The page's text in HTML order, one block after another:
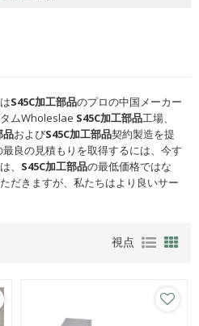
はS45C加工部品のプロの中国メーカー
ムWholeslae S45C加工部品工場、
品およびS45C加工部品契約製造を提
最良の見積もりを取得するには、今す
、 S45C加工部品の最低価格ではな
だきますが、私たちはより良いサー
視点